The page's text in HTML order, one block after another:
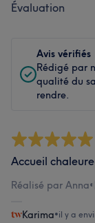
Évaluation
Avis vérifiés
Rédigé par
qualité du
rendre.
Accueil
Réalisé par Anna•
Karima•il y a